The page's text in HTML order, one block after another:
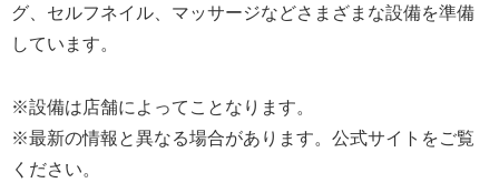
グ、セルフネイル、マッサージなどさまざまな設備を準備
しています。
※設備は店舗によってことなります。
※最新の情報と異なる場合があります。公式サイトをご覧
ください。